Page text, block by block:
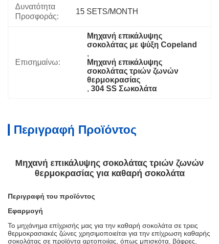
Δυνατότητα
Προσφοράς:
15 SETS/MONTH
Επισημαίνω:
Μηχανή επικάλυψης
σοκολάτας με ψύξη Copeland
,
Μηχανή επικάλυψης
σοκολάτας τριών ζωνών
θερμοκρασίας
, 304 SS Σωκολάτα
Περιγραφή Προϊόντος
Μηχανή επικάλυψης σοκολάτας τριών ζωνών
θερμοκρασίας για καθαρή σοκολάτα
Περιγραφή του προϊόντος
Εφαρμογή
Το μηχάνημα επίχρισής μας για την καθαρή σοκολάτα σε τρεις
θερμοκρασιακές ζώνες χρησιμοποιείται για την επίχρωση καθαρής
σοκολάτας σε προϊόντα αρτοποιίας, όπως μπισκότα, βάφρες,